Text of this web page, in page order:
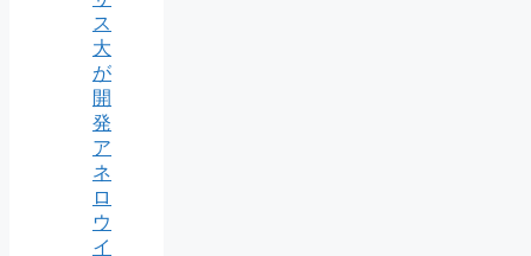
ス
大
が
開
発
ア
ネ
ロ
ウ
イ